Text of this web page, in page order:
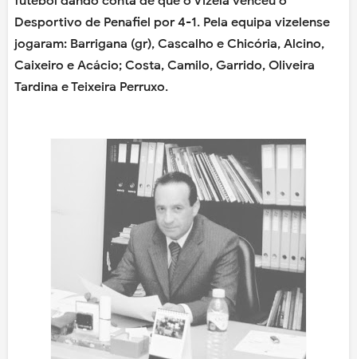
Desportivo de Penafiel por 4-1. Pela equipa vizelense
jogaram: Barrigana (gr), Cascalho e Chicória, Alcino,
Caixeiro e Acácio; Costa, Camilo, Garrido, Oliveira
Tardina e Teixeira Perruxo.